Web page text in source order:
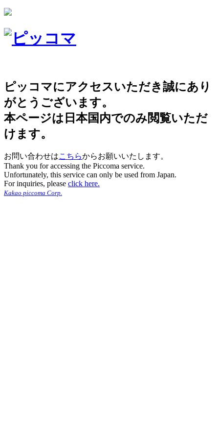
ピッコマにアクセスいただき誠にあり
がとうございます。
本ページは日本国内でのみ閲覧いただ
けます。
お問い合わせはこちらからお願いいたします。
Thank you for accessing the Piccoma service.
Unfortunately, this service can only be used from Japan.
For inquiries, please click here.
Kakao piccoma Corp.